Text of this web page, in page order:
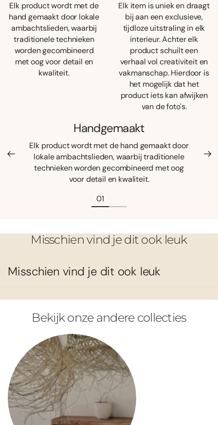
Elk product wordt met de
hand gemaakt door lokale
ambachtslieden, waarbij
traditionele technieken
worden gecombineerd
met oog voor detail en
kwaliteit.
Elk item is uniek en draagt
bij aan een exclusieve,
tijdloze uitstraling in elk
interieur. Achter elk
product schuilt een
verhaal vol creativiteit en
vakmanschap. Hierdoor is
het mogelijk dat het
product iets kan afwijken
van de foto's.
Handgemaakt
Elk product wordt met de hand gemaakt door
lokale ambachtslieden, waarbij traditionele
technieken worden gecombineerd met oog
voor detail en kwaliteit.
Misschien vind je dit ook leuk
Misschien vind je dit ook leuk
Bekijk onze andere collecties